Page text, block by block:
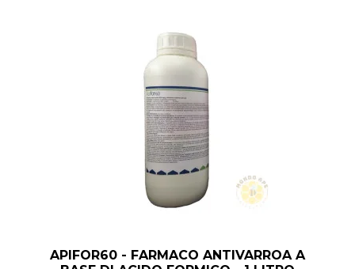
APIFOR60 - FARMACO ANTIVARROA A